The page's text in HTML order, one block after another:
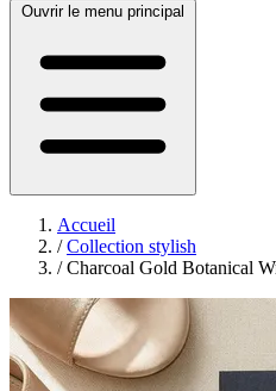
Ouvrir le menu principal
Accueil
/ Collection stylish
/ Charcoal Gold Botanical